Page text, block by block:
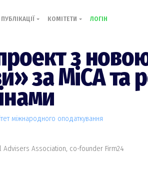
ПУБЛІКАЦІЇ КОМІТЕТИ ЛОГІН
з
за MiCA
міжнародного оподаткування
Advisers Association, co-founder Firm24